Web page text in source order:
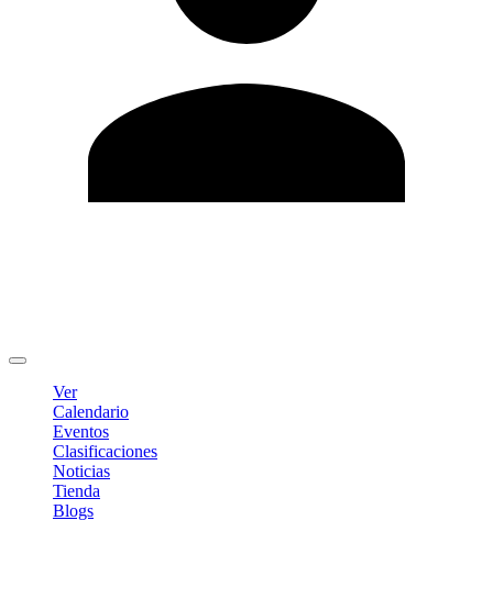
Ver
Calendario
Eventos
Clasificaciones
Noticias
Tienda
Blogs